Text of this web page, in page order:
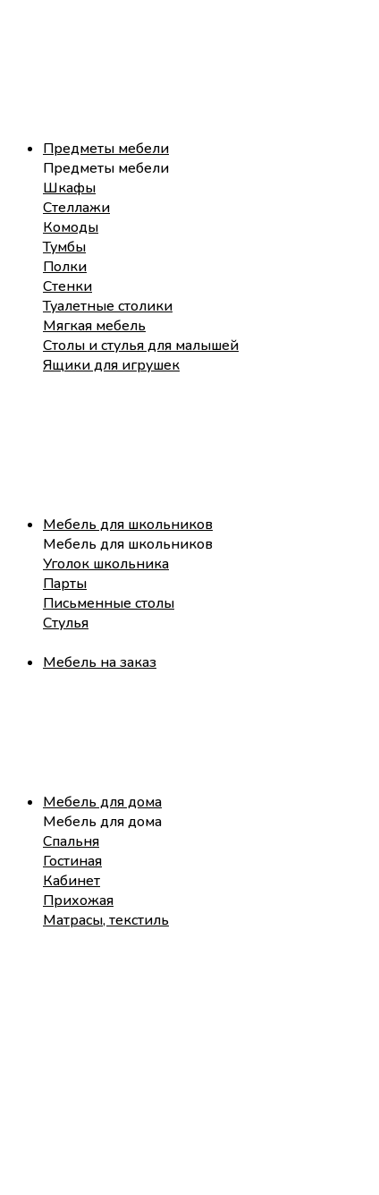
Предметы мебели
Предметы мебели
Шкафы
Стеллажи
Комоды
Тумбы
Полки
Стенки
Туалетные столики
Мягкая мебель
Столы и стулья для малышей
Ящики для игрушек
Мебель для школьников
Мебель для школьников
Уголок школьника
Парты
Письменные столы
Стулья
Мебель на заказ
Мебель для дома
Мебель для дома
Спальня
Гостиная
Кабинет
Прихожая
Матрасы, текстиль